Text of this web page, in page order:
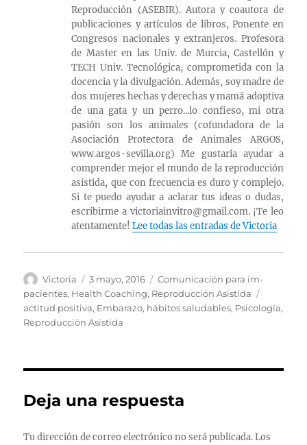
Reproducción (ASEBIR). Autora y coautora de
publicaciones y artículos de libros, Ponente en
Congresos nacionales y extranjeros. Profesora
de Master en las Univ. de Murcia, Castellón y
TECH Univ. Tecnológica, comprometida con la
docencia y la divulgación. Además, soy madre de
dos mujeres hechas y derechas y mamá adoptiva
de una gata y un perro...lo confieso, mi otra
pasión son los animales (cofundadora de la
Asociación Protectora de Animales ARGOS,
www.argos-sevilla.org) Me gustaría ayudar a
comprender mejor el mundo de la reproducción
asistida, que con frecuencia es duro y complejo.
Si te puedo ayudar a aclarar tus ideas o dudas,
escribirme a victoriainvitro@gmail.com. ¡Te leo
atentamente!Lee todas las entradas de Victoria
Autor
Victoria
Publicado
el
3 mayo, 2016 Categorías
Comunicación para im-
pacientes, Health Coaching, Reproducción Asistida
actitud positiva, Embarazo, hábitos saludables, Psicología,
Reproducción Asistida
Deja una respuesta
Tu dirección de correo electrónico no será publicada. Los